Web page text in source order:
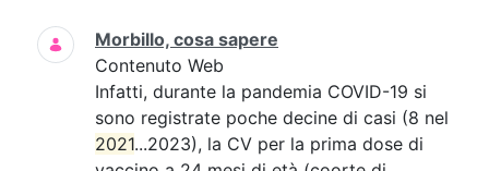
Morbillo, cosa sapere
Contenuto Web
Infatti, durante la pandemia COVID-19 si
sono registrate poche decine di casi (8 nel
2021...2023), la CV per la prima dose di